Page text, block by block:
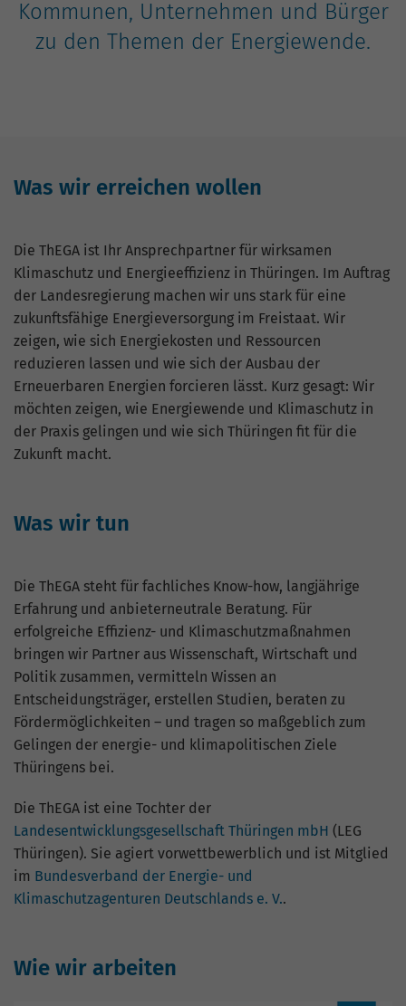
Kommunen, Unternehmen und Bürger
zu den Themen der Energiewende.
Was wir erreichen wollen
Die ThEGA ist Ihr Ansprechpartner für wirksamen
Klimaschutz und Energieeffizienz in Thüringen. Im Auftrag
der Landesregierung machen wir uns stark für eine
zukunftsfähige Energieversorgung im Freistaat. Wir
zeigen, wie sich Energiekosten und Ressourcen
reduzieren lassen und wie sich der Ausbau der
Erneuerbaren Energien forcieren lässt. Kurz gesagt: Wir
möchten zeigen, wie Energiewende und Klimaschutz in
der Praxis gelingen und wie sich Thüringen fit für die
Zukunft macht.
Was wir tun
Die ThEGA steht für fachliches Know-how, langjährige
Erfahrung und anbieterneutrale Beratung. Für
erfolgreiche Effizienz- und Klimaschutzmaßnahmen
bringen wir Partner aus Wissenschaft, Wirtschaft und
Politik zusammen, vermitteln Wissen an
Entscheidungsträger, erstellen Studien, beraten zu
Fördermöglichkeiten – und tragen so maßgeblich zum
Gelingen der energie- und klimapolitischen Ziele
Thüringens bei.
Die ThEGA ist eine Tochter der
Landesentwicklungsgesellschaft Thüringen mbH (LEG
Thüringen). Sie agiert vorwettbewerblich und ist Mitglied
im Bundesverband der Energie- und
Klimaschutzagenturen Deutschlands e. V..
Wie wir arbeiten
Zweck
Nutzung der Website für den
Analysebericht der Website zu verfolgen.
Die Cookies speichern Informationen
Laufzeit 1 Tag
Zweck
Dieses Cookie wird von Google Analytics
installiert. Das Cookie wird verwendet,
um Informationen darüber zu speichern,
wie Besucher eine Website nutzen, und
hilft bei der Erstellung eines
Analyseberichts darüber, wie es der
Website geht. Die erhobenen Daten
umfassen die Anzahl der Besucher, die
Name _gat_G-ZN01JG6TS4
Laufzeit 1 Minute
Zweck
Dies ist ein von Google Analytics
gesetztes Cookie vom Mustertyp, bei dem
das Musterelement auf dem Namen die
eindeutige Identitätsnummer des Kontos
oder der Website enthält, auf das es sich
bezieht. Es scheint eine Variation des
hohem Traffic-Aufkommen
aufgezeichnete Datenmenge zu
begrenzen.